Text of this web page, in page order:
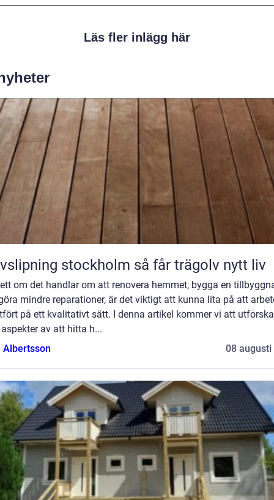
Läs fler inlägg här
Golvslipning stockholm så får trägolv nytt liv
om det handlar om att renovera hemmet, bygga en
mindre reparationer, är det viktigt att kunna lita på att
på ett kvalitativt sätt. I denna artikel kommer vi att utforska
av att hitta h...
Albertsson
08 augusti